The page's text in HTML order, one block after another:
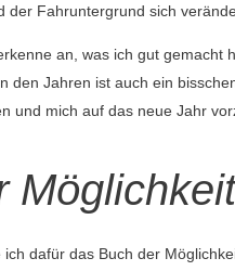
der Fahruntergrund sich
an, was ich gut
den Jahren ist auch ein
und mich auf das neue Jahr
dafür das Buch der